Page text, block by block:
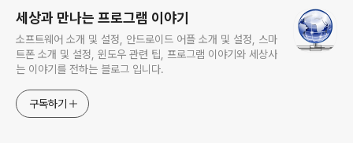
세상과 만나는 프로그램 이야기
소프트웨어 소개 및 설정, 안드로이드 어플 소개 및 설정, 스마
트폰 소개 및 설정, 윈도우 관련 팁, 프로그램 이야기와 세상사
는 이야기를 전하는 블로그 입니다.
구독하기